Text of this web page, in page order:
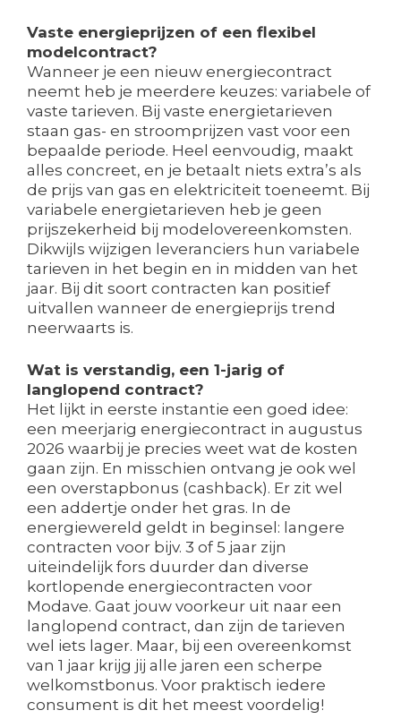
Vaste energieprijzen of een flexibel
modelcontract?
Wanneer je een nieuw energiecontract
neemt heb je meerdere keuzes: variabele of
vaste tarieven. Bij vaste energietarieven
staan gas- en stroomprijzen vast voor een
bepaalde periode. Heel eenvoudig, maakt
alles concreet, en je betaalt niets extra’s als
de prijs van gas en elektriciteit toeneemt. Bij
variabele energietarieven heb je geen
prijszekerheid bij modelovereenkomsten.
Dikwijls wijzigen leveranciers hun variabele
tarieven in het begin en in midden van het
jaar. Bij dit soort contracten kan positief
uitvallen wanneer de energieprijs trend
neerwaarts is.
Wat is verstandig, een 1-jarig of
langlopend contract?
Het lijkt in eerste instantie een goed idee:
een meerjarig energiecontract in augustus
2026 waarbij je precies weet wat de kosten
gaan zijn. En misschien ontvang je ook wel
een overstapbonus (cashback). Er zit wel
een addertje onder het gras. In de
energiewereld geldt in beginsel: langere
contracten voor bijv. 3 of 5 jaar zijn
uiteindelijk fors duurder dan diverse
kortlopende energiecontracten voor
Modave. Gaat jouw voorkeur uit naar een
langlopend contract, dan zijn de tarieven
wel iets lager. Maar, bij een overeenkomst
van 1 jaar krijg jij alle jaren een scherpe
welkomstbonus. Voor praktisch iedere
consument is dit het meest voordelig!